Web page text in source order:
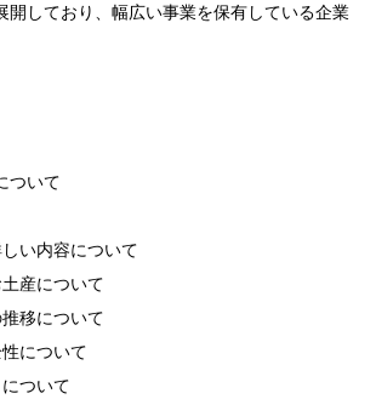
開しており、幅広い事業を保有している企業
ついて
い内容について
産について
移について
について
ついて